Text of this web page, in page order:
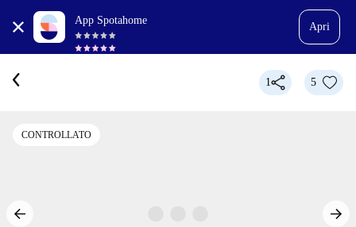
App Spotahome
Apri
1 5
CONTROLLATO